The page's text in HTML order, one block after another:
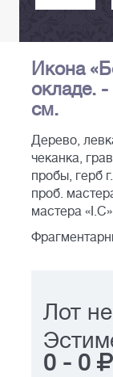
Икона
окладе.
см.
Дерево,
чеканка,
пробы, герб
проб.
мастера
Лот
0 - 0